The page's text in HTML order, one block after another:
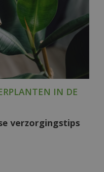
IN DE
verzorgingstips